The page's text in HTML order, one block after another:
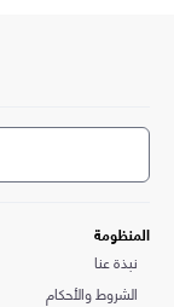
المنظومة
نبذة عنا
الشروط والأحكام